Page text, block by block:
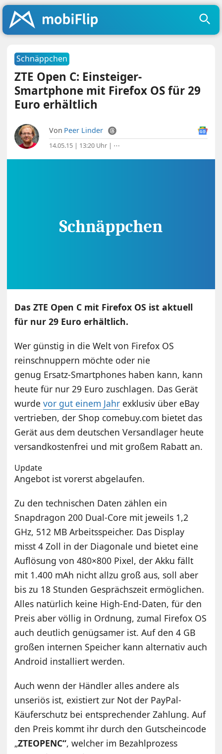
Schnäppchen
ZTE Open C: Einsteiger-
Smartphone mit Firefox OS für 29
Euro erhältlich
Von Peer Linder
14.05.15 | 13:20 Uhr | ⋯
Das ZTE Open C mit Firefox OS ist aktuell
für nur 29 Euro erhältlich.
Wer günstig in die Welt von Firefox OS
reinschnuppern möchte oder nie
genug Ersatz-Smartphones haben kann, kann
heute für nur 29 Euro zuschlagen. Das Gerät
wurdevor gut einem Jahr exklusiv über eBay
vertrieben, der Shop comebuy.com bietet das
Gerät aus dem deutschen Versandlager heute
versandkostenfrei und mit großem Rabatt an.
Update
Angebot ist vorerst abgelaufen.
Zu den technischen Daten zählen ein
Snapdragon 200 Dual-Core mit jeweils 1,2
GHz, 512 MB Arbeitsspeicher. Das Display
misst 4 Zoll in der Diagonale und bietet eine
Auflösung von 480×800 Pixel, der Akku fällt
mit 1.400 mAh nicht allzu groß aus, soll aber
bis zu 18 Stunden Gesprächszeit ermöglichen.
Alles natürlich keine High-End-Daten, für den
Preis aber völlig in Ordnung, zumal Firefox OS
auch deutlich genügsamer ist. Auf den 4 GB
großen internen Speicher kann alternativ auch
Android installiert werden.
Auch wenn der Händler alles andere als
unseriös ist, existiert zur Not der PayPal-
Käuferschutz bei entsprechender Zahlung. Auf
den Preis kommt ihr durch den Gutscheincode
„ZTEOPENC“, welcher im Bezahlprozess